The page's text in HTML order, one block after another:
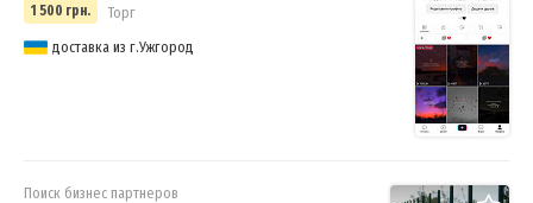
1 500 грн.
Торг
доставка из г.Ужгород
Поиск бизнес партнеров